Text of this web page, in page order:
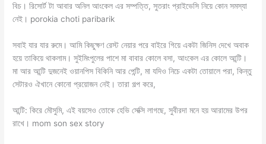
বিচ। রিসোর্ট টা আবার অনিল আংকেল এর সম্পত্তি, সুতরাং প্রাইভেসি নিয়ে কোন সমস্যা
নেই। porokia choti paribarik
সবাই যার যার রুমে। আমি কিছুক্ষণ রেস্ট নেয়ার পরে বাইরে গিয়ে একটা জিনিস দেখে অবাক
হয়ে তাকিয়ে থাকলাম। সুইমিংপুলের পাশে মা বাবার কোলে বসা, আংকেল এর কোলে আন্টি।
মা আর আন্টি দুজনেই ওয়ানপিস বিকিনি আর পেন্টি, মা যদিও নিচে একটা তোয়ালে পরা, কিন্তু
সেটারও ঐখানে কোনো প্রয়োজন নেই। তারা গল্প করে,
আন্টি: কিরে মৌসুমি, এই বয়সেও তোকে হেভি সেক্সি লাগছে, সুবীরদা মনে হয় আরামের উপর
রাখে। mom son sex story